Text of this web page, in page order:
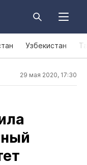
Узбекистан
29 мая 2020, 17:30